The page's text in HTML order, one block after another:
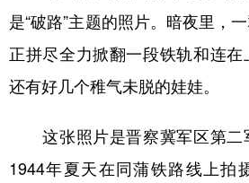
是“破路”主题的照片。暗夜里，
正拼尽全力掀翻一段铁轨和连在
还有好几个稚气未脱的娃娃。
这张照片是晋察冀军区第二
1944年夏天在同蒲铁路线上拍